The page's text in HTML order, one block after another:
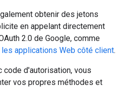
obtenir des jetons
en appelant directement
2.0 de Google, comme
les applications Web côté client.
code d'autorisation, vous
vos propres méthodes et